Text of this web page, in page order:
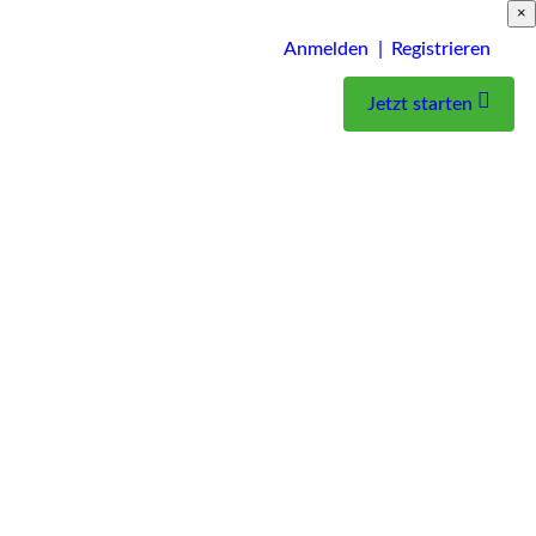
Anmelden | Registrieren
Jetzt starten
×